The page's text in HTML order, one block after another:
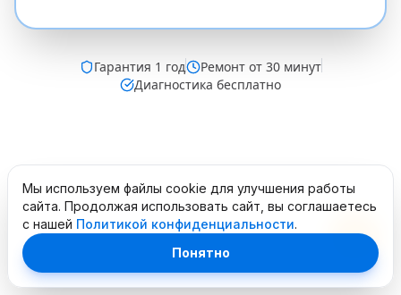
Гарантия 1 год
Ремонт от 30 минут
Диагностика бесплатно
Мы используем файлы cookie для улучшения работы
сайта. Продолжая использовать сайт, вы соглашаетесь
с нашей Политикой конфиденциальности.
Понятно